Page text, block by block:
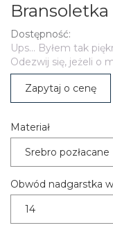
Dostępność:
Ups... Byłem tak
Odezwij się, jeżeli o
Zapytaj o cenę
Materiał
Srebro pozłacane
Obwód nadgarstka
14